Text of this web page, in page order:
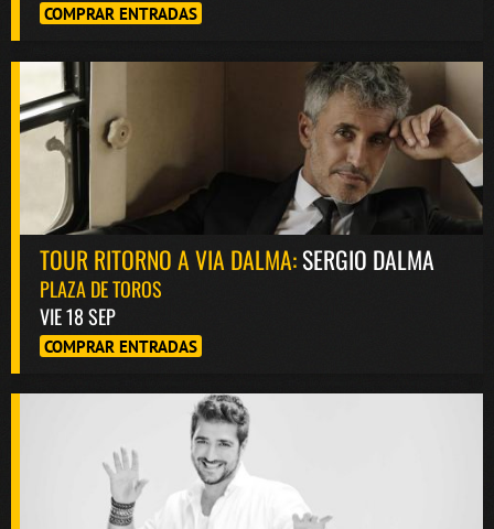
COMPRAR ENTRADAS
TOUR RITORNO A VIA DALMA:SERGIO DALMA
PLAZA DE TOROS
VIE 18 SEP
COMPRAR ENTRADAS